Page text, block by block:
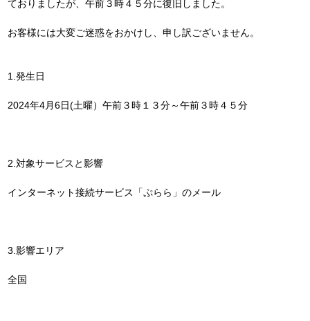
ておりましたが、午前３時４５分に復旧しました。
お客様には大変ご迷惑をおかけし、申し訳ございません。
1.発生日
2024年4月6日(土曜）午前３時１３分～午前３時４５分
2.対象サービスと影響
インターネット接続サービス「ぷらら」のメール
3.影響エリア
全国